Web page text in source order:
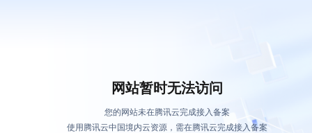
网站暂时无法访问
您的网站未在腾讯云完成接入备案
使用腾讯云中国境内云资源，需在腾讯云完成接入备案